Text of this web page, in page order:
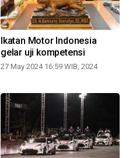
Ikatan Motor Indonesia
gelar uji kompetensi
27 May 2024 16:59 WIB, 2024